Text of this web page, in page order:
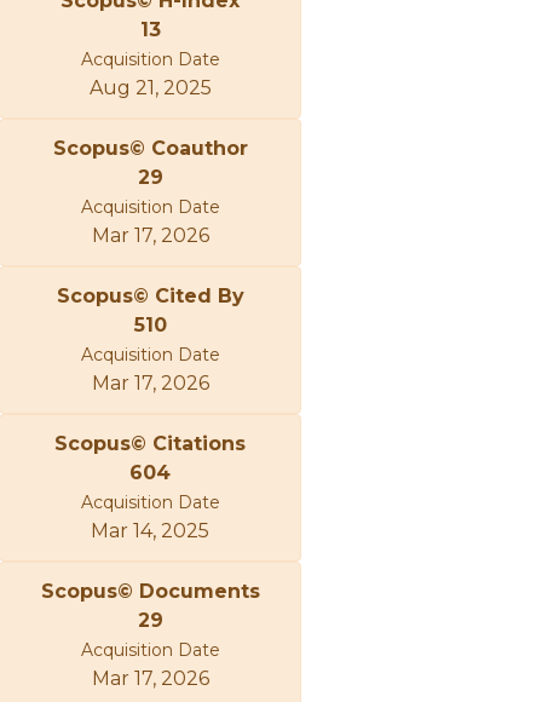
13
Acquisition Date
Aug 21, 2025
Scopus© Coauthor
29
Acquisition Date
Mar 17, 2026
Scopus© Cited By
510
Acquisition Date
Mar 17, 2026
Scopus© Citations
604
Acquisition Date
Mar 14, 2025
Scopus© Documents
29
Acquisition Date
Mar 17, 2026